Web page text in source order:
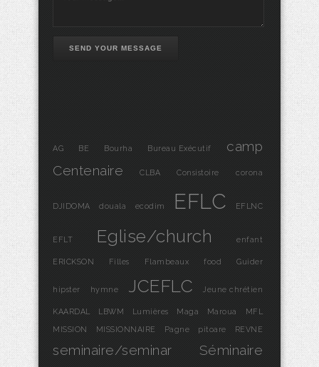
SEND YOUR MESSAGE
AG BE Bourha Bureau Exécutif
camp
Centenaire
CLBA Consistoire corona
DJIDOMA douala ecodim EFLC EFLNC
EFLT Eglise/church enfant
ERICKSON Filles Flambeaux food Guider
hipster hymne JCEFLC Jeune chrétien
KAARDAL LBWM Lumières Maga Maroua MFL
MISSION MISSIONNAIRE Pagne pitoare REVNE
seminaire/seminar Séminaire